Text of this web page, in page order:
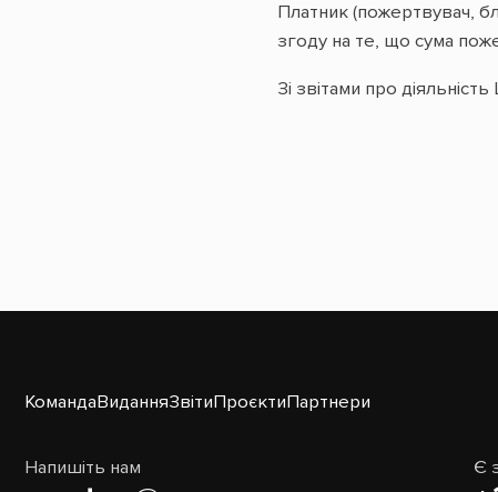
Платник (пожертвувач,
згоду на те, що сума
Зі звітами про
КомандаВиданняЗвітиПроєктиПартнери
Напишіть нам Є